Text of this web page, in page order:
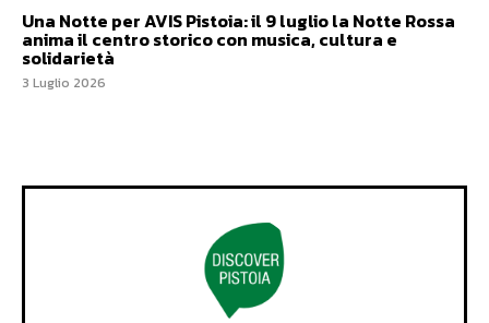
Una Notte per AVIS Pistoia: il 9 luglio la Notte Rossa
anima il centro storico con musica, cultura e
solidarietà
3 Luglio 2026